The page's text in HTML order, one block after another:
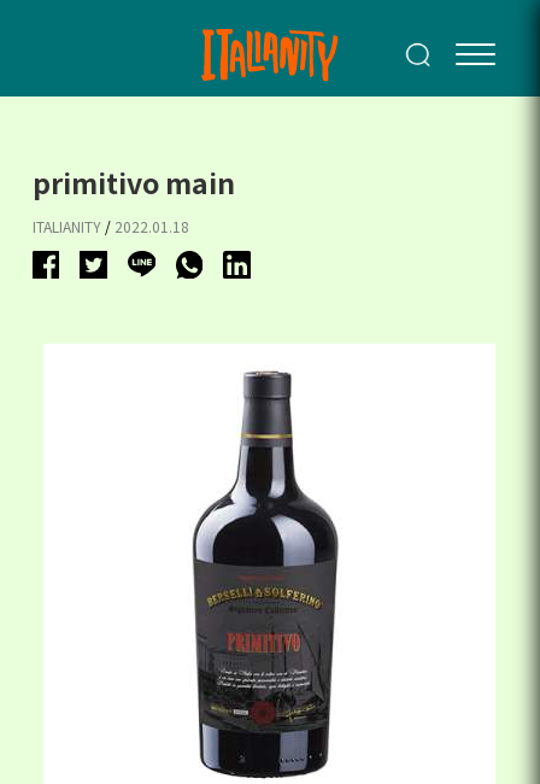
primitivo main
ITALIANITY / 2022.01.18